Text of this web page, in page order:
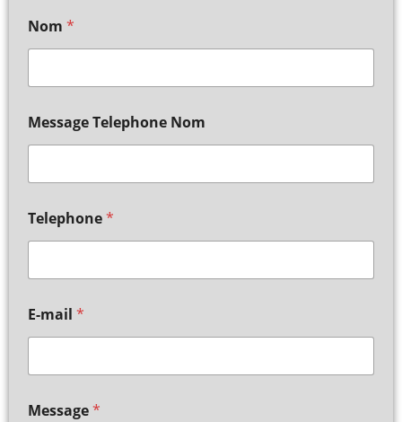
Nom *
Message Telephone Nom
Telephone*
E-mail *
Message*